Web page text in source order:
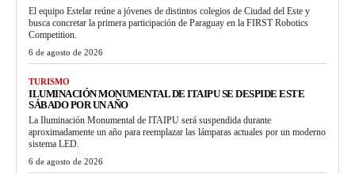
El equipo Estelar reúne a jóvenes de distintos colegios de Ciudad del Este y
busca concretar la primera participación de Paraguay en la FIRST Robotics
Competition.
6 de agosto de 2026
TURISMO
ILUMINACIÓN MONUMENTAL DE ITAIPU SE DESPIDE ESTE
SÁBADO POR UN AÑO
La Iluminación Monumental de ITAIPU será suspendida durante
aproximadamente un año para reemplazar las lámparas actuales por un moderno
sistema LED.
6 de agosto de 2026